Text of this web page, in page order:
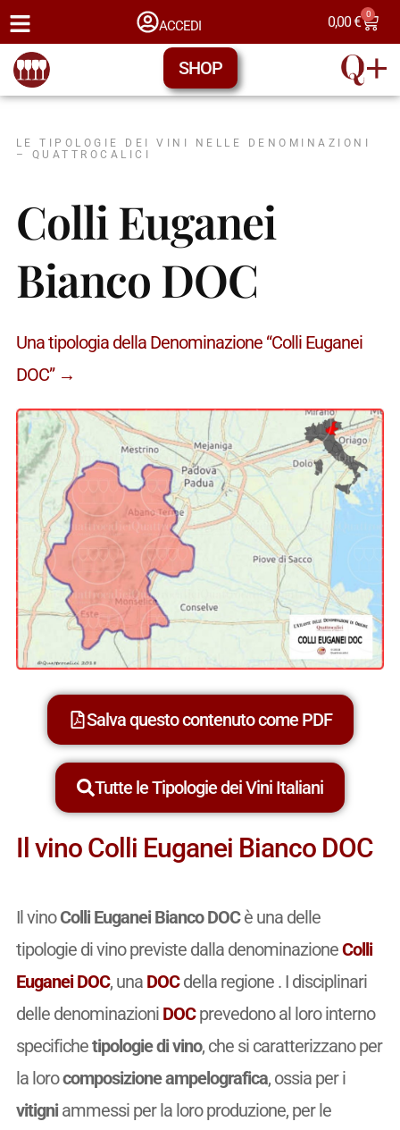
ACCEDI 0,00€ 0
SHOP
LE TIPOLOGIE DEI VINI NELLE DENOMINAZIONI
– QUATTROCALICI
Colli Euganei
Bianco DOC
Una tipologia della Denominazione “Colli Euganei
DOC” →
Salva questo contenuto come PDF
Tutte le Tipologie dei Vini Italiani
Il vino Colli Euganei Bianco DOC
Il vinoColli Euganei Bianco DOCè una delle
tipologie di vino previste dalla denominazioneColli
Euganei DOC, una DOCdella regione . I disciplinari
delle denominazioni DOCprevedono al loro interno
specifichetipologie di vino, che si caratterizzano per
la lorocomposizione ampelografica, ossia per i
vitigniammessi per la loro produzione, per le